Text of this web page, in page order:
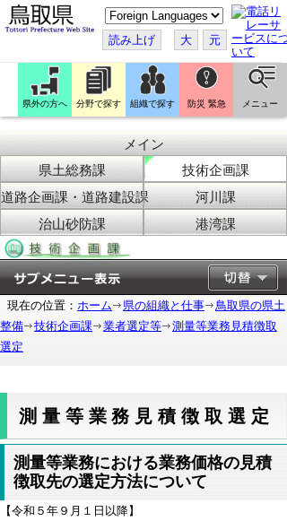
こ
の
ペ
ー
ジ
翻
訳
す
読み上げ 大 元
県外の方へ 分野で探す 組織で探す 防災 緊急 メニュー
メイン
県土総務課
技術企画課
道路企画課・道路建設課
河川課
治山砂防課
港湾課
現在の位置： ホーム 県の組織と仕事
鳥取県の県土
整備
技術企画課 業者選定等
測量等業務見積徴取
選定
測量等業務見積徴取選定
測量等業務における業務価格の見積
徴取先の選定方法について
【令和５年９月１日以降】